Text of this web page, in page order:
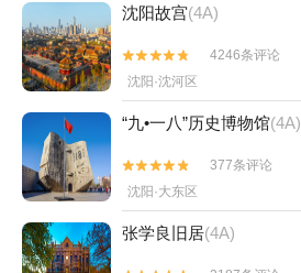
沈阳故宫(4A)


4246条评论
沈阳·沈河区
“九•一八”历史博物馆(4A)


377条评论
沈阳·大东区
张学良旧居(4A)